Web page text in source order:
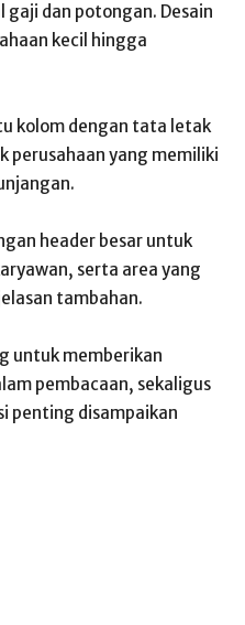
dan potongan. Desain
kecil hingga
kolom dengan tata letak
perusahaan yang memiliki
header besar untuk
serta area yang
tambahan.
untuk memberikan
pembacaan, sekaligus
penting disampaikan